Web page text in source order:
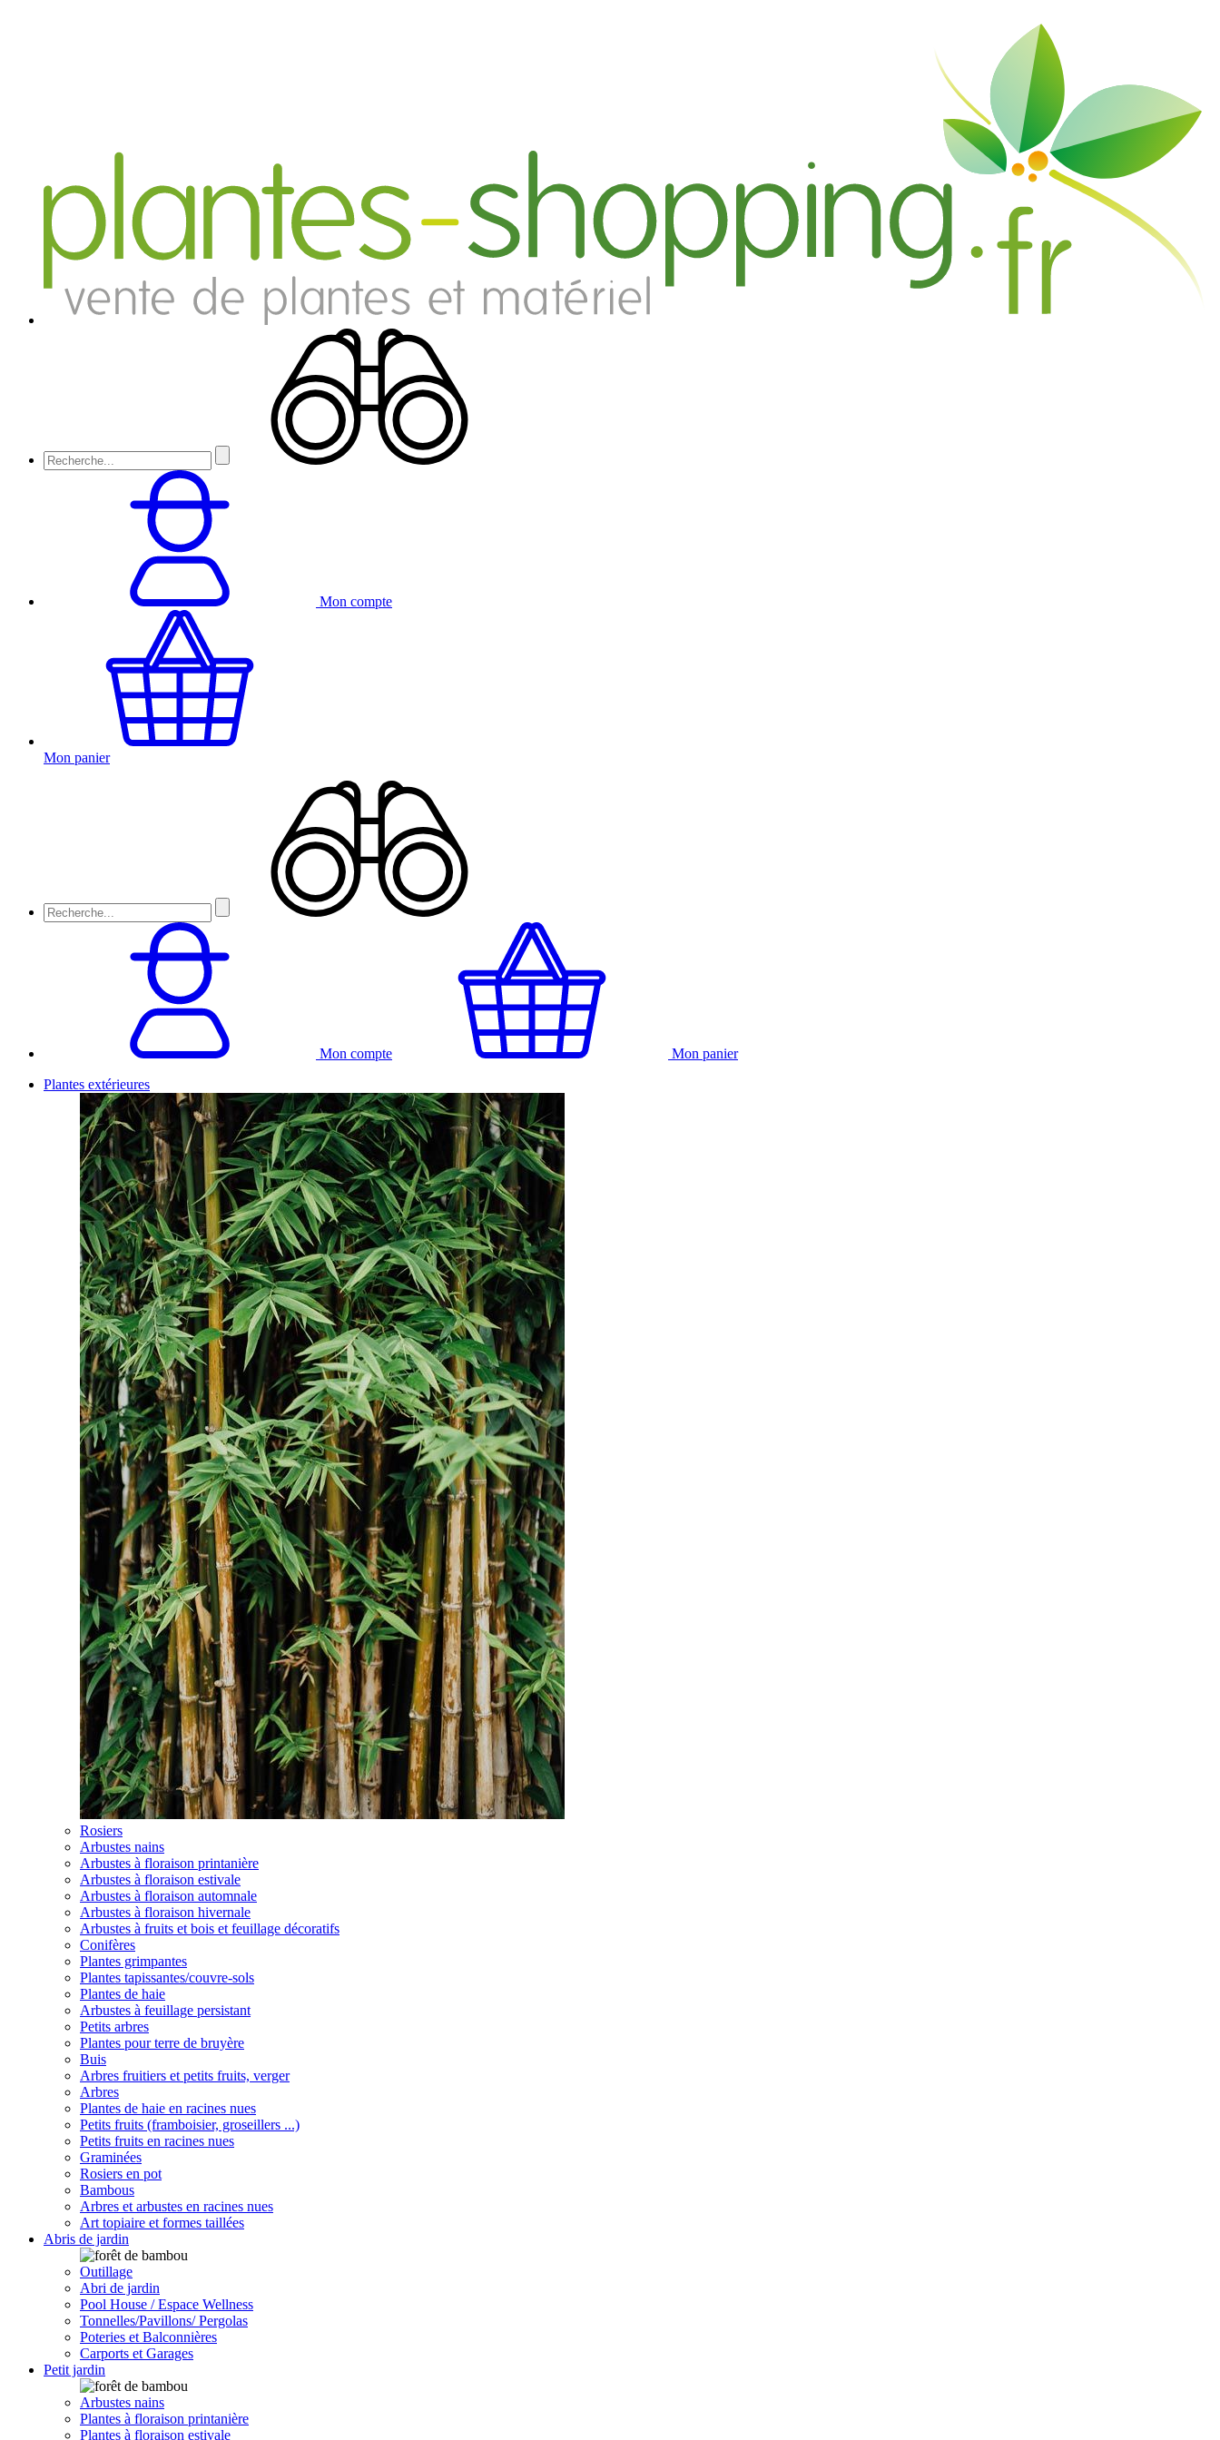
Mon compte
Mon panier
Mon compte
Mon panier
Plantes extérieures
Rosiers
Arbustes nains
Arbustes à floraison printanière
Arbustes à floraison estivale
Arbustes à floraison automnale
Arbustes à floraison hivernale
Arbustes à fruits et bois et feuillage décoratifs
Conifères
Plantes grimpantes
Plantes tapissantes/couvre-sols
Plantes de haie
Arbustes à feuillage persistant
Petits arbres
Plantes pour terre de bruyère
Buis
Arbres fruitiers et petits fruits, verger
Arbres
Plantes de haie en racines nues
Petits fruits (framboisier, groseillers ...)
Petits fruits en racines nues
Graminées
Rosiers en pot
Bambous
Arbres et arbustes en racines nues
Art topiaire et formes taillées
Abris de jardin
Outillage
Abri de jardin
Pool House / Espace Wellness
Tonnelles/Pavillons/ Pergolas
Poteries et Balconnières
Carports et Garages
Petit jardin
Arbustes nains
Plantes à floraison printanière
Plantes à floraison estivale